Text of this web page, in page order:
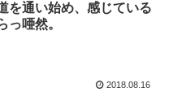
を通い始め、感じている
っ唖然。
2018.08.16